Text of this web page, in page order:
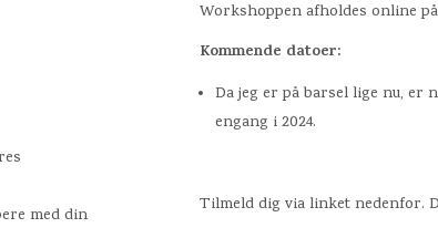
med din
Workshoppen afholdes online
Kommende datoer:
Da jeg er på barsel lige nu, er
engang i 2024.
Tilmeld dig via linket nedenfor.